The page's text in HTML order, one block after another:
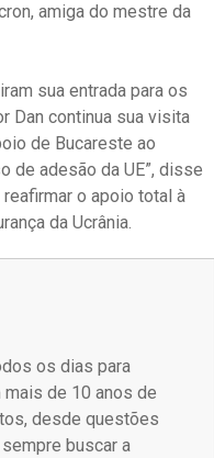
amiga do mestre da
sua entrada para os
Dan continua sua visita
de Bucareste ao
de adesão da UE”, disse
o apoio total à
da Ucrânia.
os dias para
de 10 anos de
desde questões
buscar a